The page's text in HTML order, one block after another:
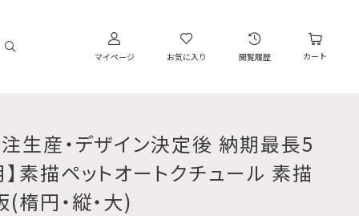
マイページ お気に入り 閲覧履歴 カート
注生産・デザイン決定後 納期最長5
】素描ペットオートクチュール 素描
(楕円・縦・大)